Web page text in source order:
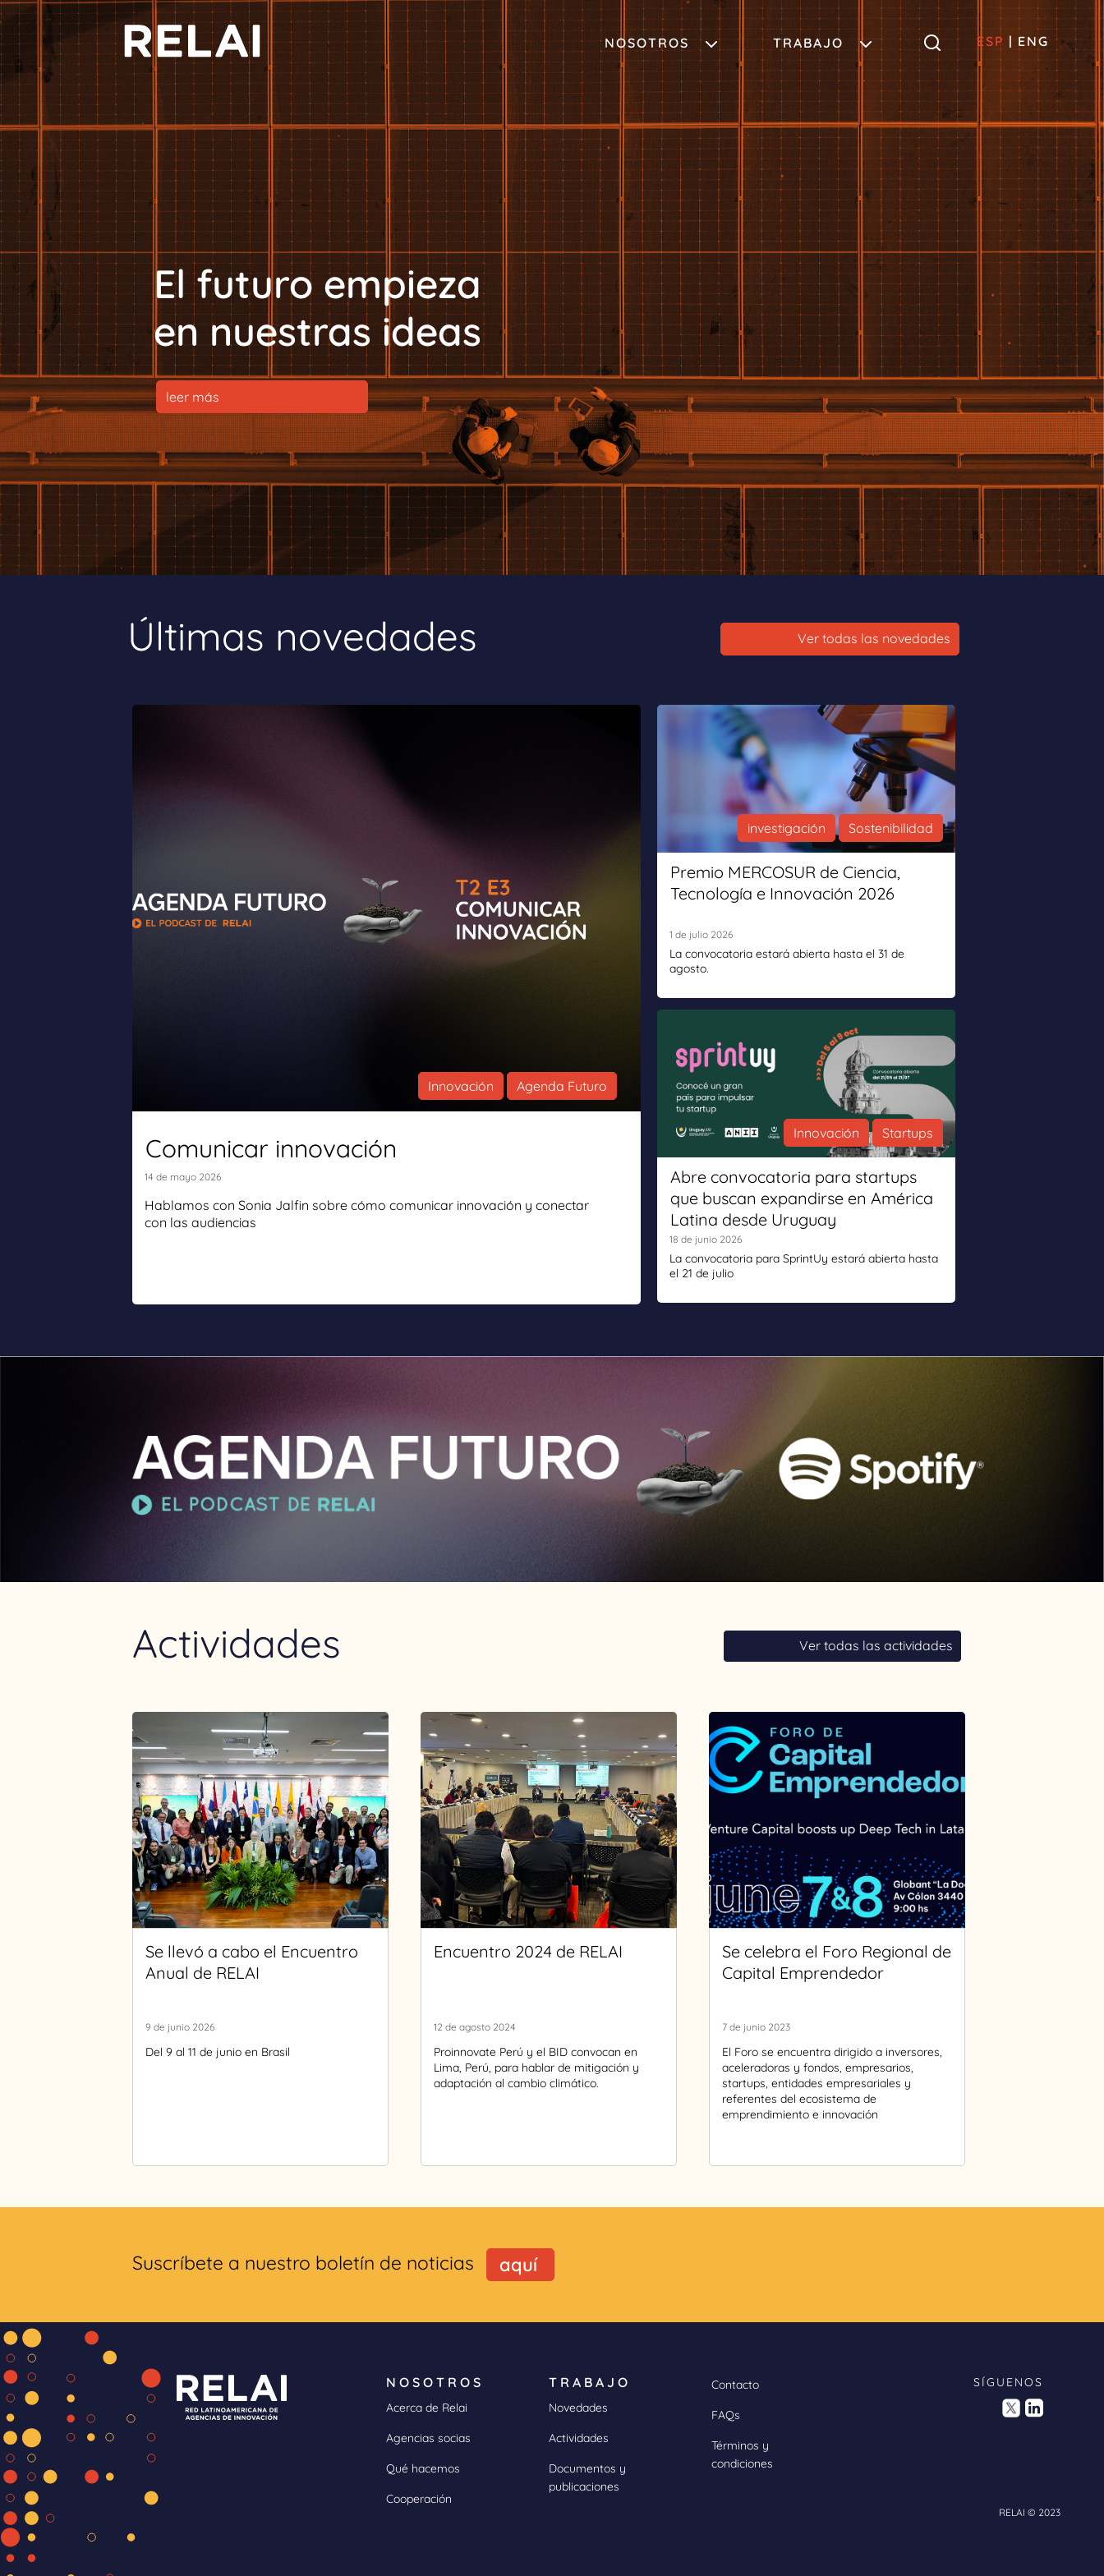
NOSOTROS TRABAJO ESP | ENG
El futuro empieza
en nuestras ideas
leer más
Últimas novedades Ver todas las novedades
Innovación Agenda Futuro
Comunicar innovación
14 de mayo 2026
Hablamos con Sonia Jalfin sobre cómo comunicar innovación y conectar
con las audiencias
investigación Sostenibilidad
Premio MERCOSUR de Ciencia,
Tecnología e Innovación 2026
1 de julio 2026
La convocatoria estará abierta hasta el 31 de
agosto.
Innovación Startups
Abre convocatoria para startups
que buscan expandirse en América
Latina desde Uruguay
18 de junio 2026
La convocatoria para SprintUy estará abierta hasta
el 21 de julio
Actividades Ver todas las actividades
Se llevó a cabo el Encuentro
Anual de RELAI
9 de junio 2026
Del 9 al 11 de junio en Brasil
Encuentro 2024 de RELAI
12 de agosto 2024
Proinnovate Perú y el BID convocan en
Lima, Perú, para hablar de mitigación y
adaptación al cambio climático.
Se celebra el Foro Regional de
Capital Emprendedor
7 de junio 2023
El Foro se encuentra dirigido a inversores,
aceleradoras y fondos, empresarios,
startups, entidades empresariales y
referentes del ecosistema de
emprendimiento e innovación
Suscríbete a nuestro boletín de noticias aquí
NOSOTROS
Acerca de Relai
Agencias socias
Qué hacemos
Cooperación
TRABAJO
Novedades
Actividades
Documentos y
publicaciones
Contacto
FAQs
Términos y
condiciones
SÍGUENOS
RELAI © 2023